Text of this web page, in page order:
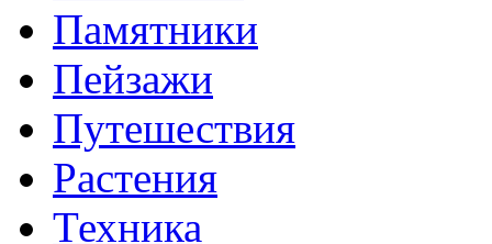
Памятники
Пейзажи
Путешествия
Растения
Техника